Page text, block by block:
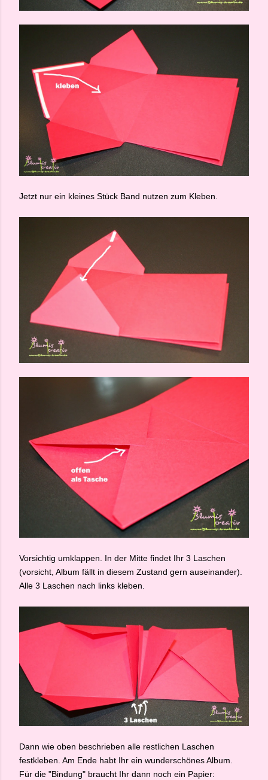
Jetzt nur ein kleines Stück Band nutzen zum Kleben.
Vorsichtig umklappen. In der Mitte findet Ihr 3 Laschen
(vorsicht, Album fällt in diesem Zustand gern auseinander).
Alle 3 Laschen nach links kleben.
Dann wie oben beschrieben alle restlichen Laschen
festkleben. Am Ende habt Ihr ein wunderschönes Album.
Für die "Bindung" braucht Ihr dann noch ein Papier: